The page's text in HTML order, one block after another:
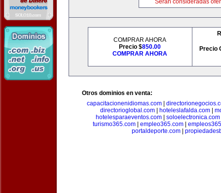
Serán consideradas
COMPRAR AHORA
Precio $850.00
COMPRAR AHORA
Precio
Otros dominios en venta:
capacitacionenidiomas.com|
directorioglobal.com
hoteleslafalda.com
hotelesparaeventos.com
soloelectronica.com
turismo365.com| empleo365.com|
portaldeporte.com|